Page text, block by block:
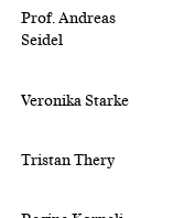
Prof. Andreas
Seidel
Veronika Starke
Tristan Thery